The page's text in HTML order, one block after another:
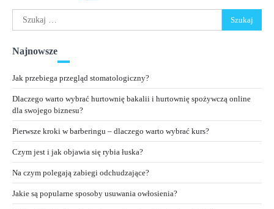
Szukaj:
Najnowsze
Jak przebiega przegląd stomatologiczny?
Dlaczego warto wybrać hurtownię bakalii i hurtownię spożywczą online
dla swojego biznesu?
Pierwsze kroki w barberingu – dlaczego warto wybrać kurs?
Czym jest i jak objawia się rybia łuska?
Na czym polegają zabiegi odchudzające?
Jakie są popularne sposoby usuwania owłosienia?